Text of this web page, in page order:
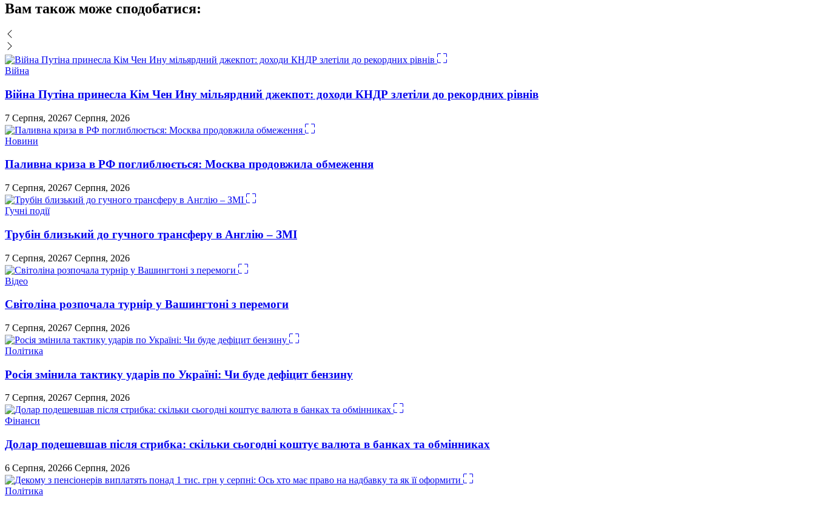
Вам також може сподобатися:
Війна
Війна Путіна принесла Кім Чен Ину мільярдний джекпот: доходи КНДР злетіли до рекордних рівнів
7 Серпня, 20267 Серпня, 2026
Новини
Паливна криза в РФ поглиблюється: Москва продовжила обмеження
7 Серпня, 20267 Серпня, 2026
Гучні події
Трубін близький до гучного трансферу в Англію – ЗМІ
7 Серпня, 20267 Серпня, 2026
Відео
Світоліна розпочала турнір у Вашингтоні з перемоги
7 Серпня, 20267 Серпня, 2026
Політика
Росія змінила тактику ударів по Україні: Чи буде дефіцит бензину
7 Серпня, 20267 Серпня, 2026
Фінанси
Долар подешевшав після стрибка: скільки сьогодні коштує валюта в банках та обмінниках
6 Серпня, 20266 Серпня, 2026
Політика